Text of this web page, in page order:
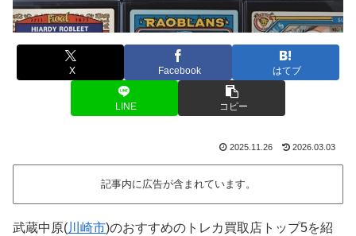
X Facebook はてブ
LINE コピー
2025.11.26 2026.03.03
記事内に広告が含まれています。
武蔵中原(川崎市)のおすすめのトレカ買取店トップ5を紹